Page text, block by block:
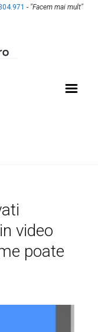
- "Facem mai mult"
video
poate